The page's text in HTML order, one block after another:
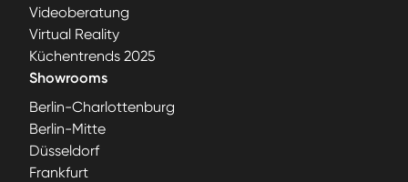
Videoberatung
Virtual Reality
Küchentrends 2025
Showrooms
Berlin-Charlottenburg
Berlin-Mitte
Düsseldorf
Frankfurt